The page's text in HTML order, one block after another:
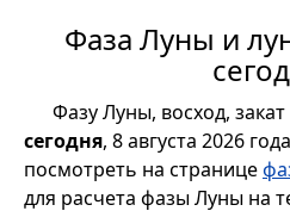
Фаза Луны и
Фазу Луны, восход,
сегодня, 8 августа 2026
посмотреть на странице
для расчета фазы Луны на